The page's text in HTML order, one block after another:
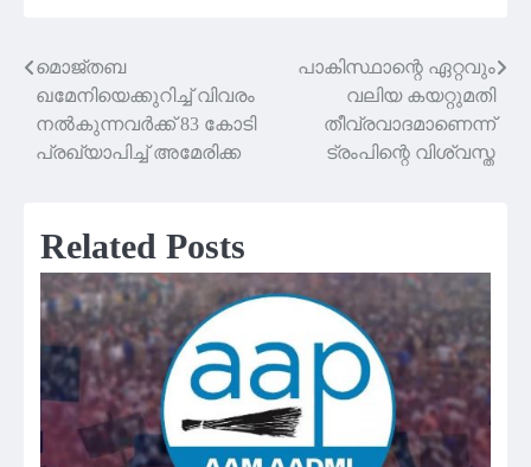
Post
navigation
മൊജ്തബ
ഖമേനിയെക്കുറിച്ച് വിവരം
നൽകുന്നവർക്ക് 83 കോടി
പ്രഖ്യാപിച്ച് അമേരിക്ക
പാകിസ്ഥാന്റെ ഏറ്റവും
വലിയ കയറ്റുമതി
തീവ്രവാദമാണെന്ന്
ട്രംപിന്റെ വിശ്വസ്ത
Related Posts